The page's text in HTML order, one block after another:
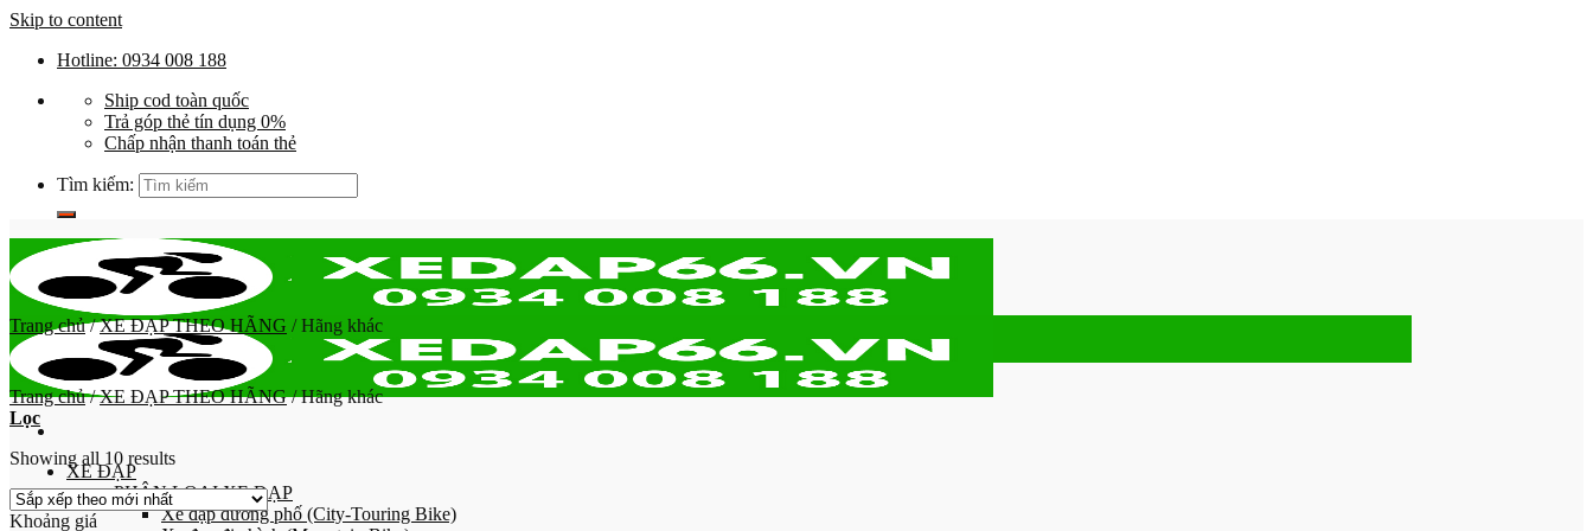
Skip to content
Hotline: 0934 008 188
Ship cod toàn quốc
Trả góp thẻ tín dụng 0%
Chấp nhận thanh toán thẻ
Tìm kiếm:
XE ĐẠP
PHÂN LOẠI XE ĐẠP
Xe đạp đường phố (City-Touring Bike)
Trang chủ / XE ĐẠP THEO HÃNG /Hãng khác
Trang chủ / XE ĐẠP THEO HÃNG /Hãng khác
Lọc
Showing all 10 results
Khoảng giá